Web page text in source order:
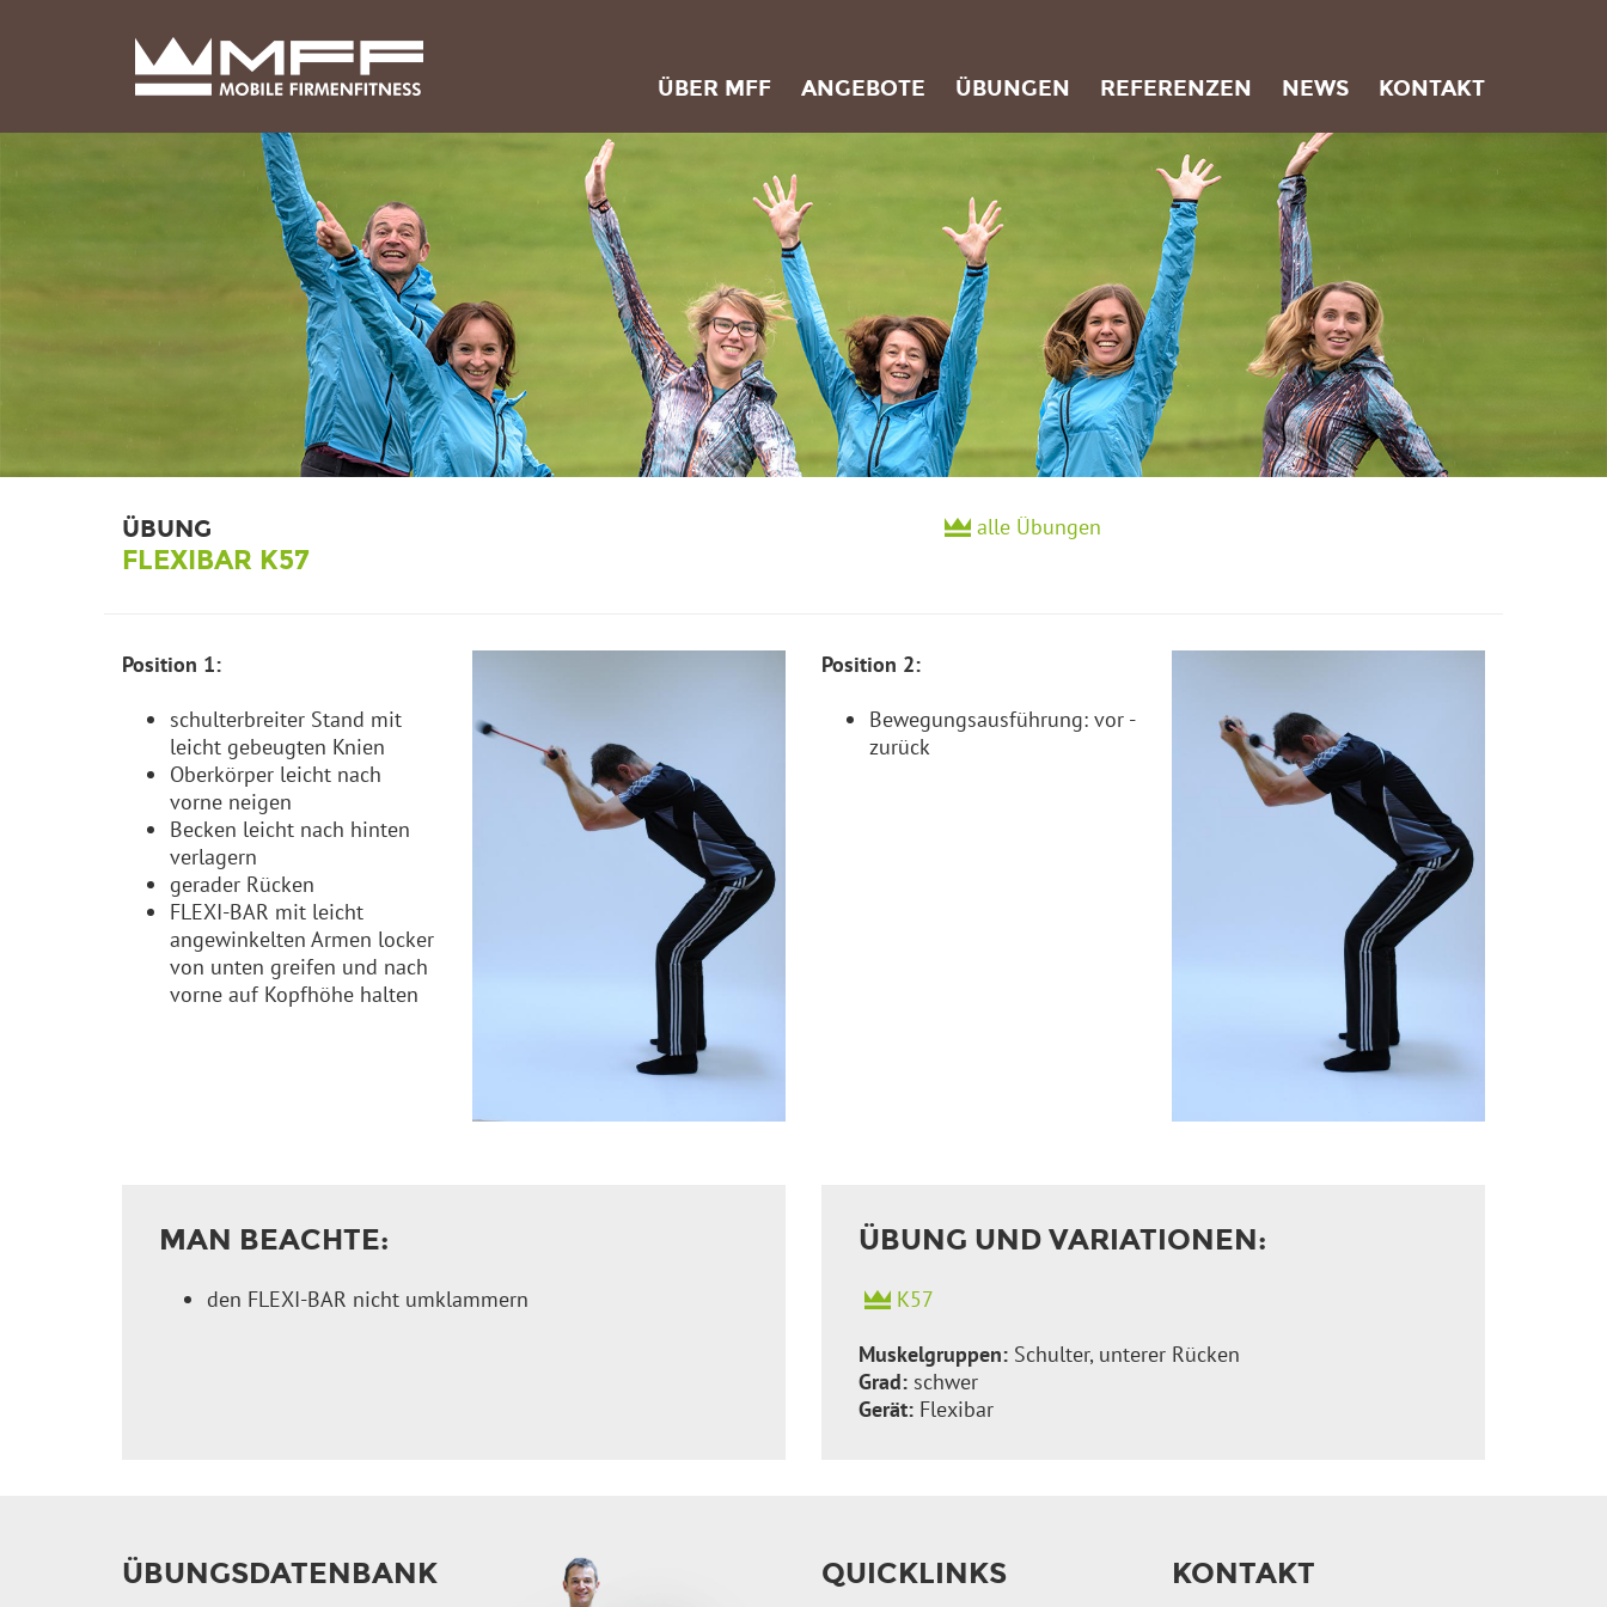
ÜBER MFF ANGEBOTE ÜBUNGEN REFERENZEN NEWS KONTAKT
ÜBUNG
FLEXIBAR K57
alle Übungen
Position 1:
schulterbreiter Stand mit
leicht gebeugten Knien
Oberkörper leicht nach
vorne neigen
Becken leicht nach hinten
verlagern
gerader Rücken
FLEXI-BAR mit leicht
angewinkelten Armen locker
von unten greifen und nach
vorne auf Kopfhöhe halten
Position 2:
Bewegungsausführung: vor -
zurück
MAN BEACHTE:
den FLEXI-BAR nicht umklammern
ÜBUNG UND VARIATIONEN:
K57
Muskelgruppen: Schulter, unterer Rücken
Grad: schwer
Gerät: Flexibar
ÜBUNGS­DATENBANK QUICKLINKS KONTAKT